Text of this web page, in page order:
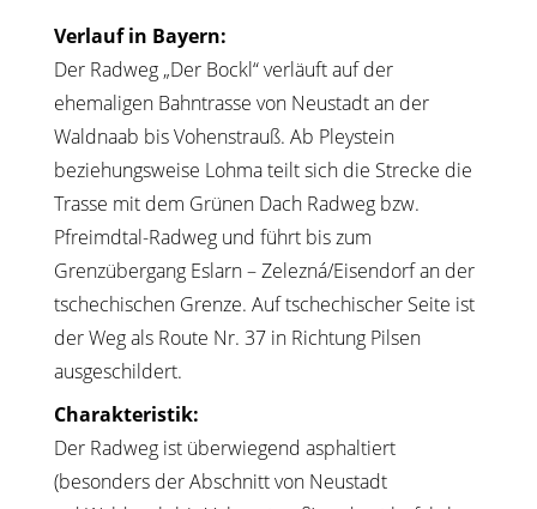
Verlauf in Bayern:
Der Radweg „Der Bockl“ verläuft auf der
ehemaligen Bahntrasse von Neustadt an der
Waldnaab bis Vohenstrauß. Ab Pleystein
beziehungsweise Lohma teilt sich die Strecke die
Trasse mit dem Grünen Dach Radweg bzw.
Pfreimdtal-Radweg und führt bis zum
Grenzübergang Eslarn – Zelezná/Eisendorf an der
tschechischen Grenze. Auf tschechischer Seite ist
der Weg als Route Nr. 37 in Richtung Pilsen
ausgeschildert.
Charakteristik:
Der Radweg ist überwiegend asphaltiert
(besonders der Abschnitt von Neustadt